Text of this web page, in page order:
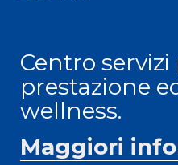
Centro
prestazione
wellness.
Maggiori